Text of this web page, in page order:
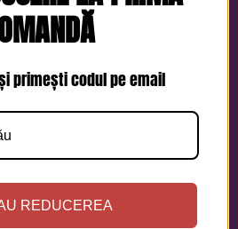
emailul și site-ul web în acest
când o să comentez.
only. Add anything here
primești codul pe email
REDUCEREA